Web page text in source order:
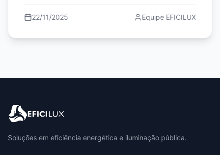
22/11/2025 Equipe EFICILUX
Soluções em eficiência energética e iluminação pública.